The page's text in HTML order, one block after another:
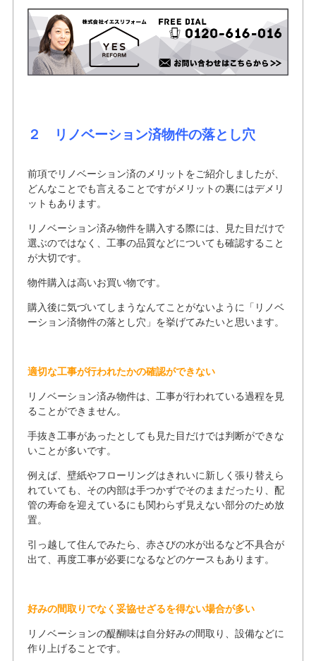
２ リノベーション済物件の落とし穴
前項でリノベーション済のメリットをご紹介しましたが、
どんなことでも言えることですがメリットの裏にはデメリ
ットもあります。
リノベーション済み物件を購入する際には、見た目だけで
選ぶのではなく、工事の品質などについても確認すること
が大切です。
物件購入は高いお買い物です。
購入後に気づいてしまうなんてことがないように「リノベ
ーション済物件の落とし穴」を挙げてみたいと思います。
適切な工事が行われたかの確認ができない
リノベーション済み物件は、工事が行われている過程を見
ることができません。
手抜き工事があったとしても見た目だけでは判断ができな
いことが多いです。
例えば、壁紙やフローリングはきれいに新しく張り替えら
れていても、その内部は手つかずでそのままだったり、配
管の寿命を迎えているにも関わらず見えない部分のため放
置。
引っ越して住んでみたら、赤さびの水が出るなど不具合が
出て、再度工事が必要になるなどのケースもあります。
好みの間取りでなく妥協せざるを得ない場合が多い
リノベーションの醍醐味は自分好みの間取り、設備などに
作り上げることです。